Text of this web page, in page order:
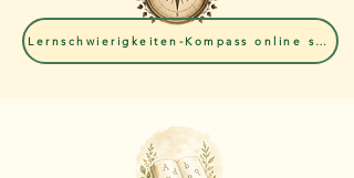
Lernschwierigkeiten-Kompass online starten